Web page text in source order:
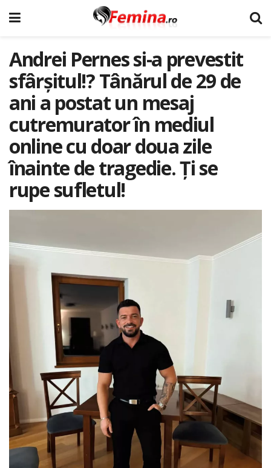
Andrei Pernes si-a prevestit
sfârșitul!? Tânărul de 29 de
ani a postat un mesaj
cutremurator în mediul
online cu doar doua zile
înainte de tragedie. Ți se
rupe sufletul!